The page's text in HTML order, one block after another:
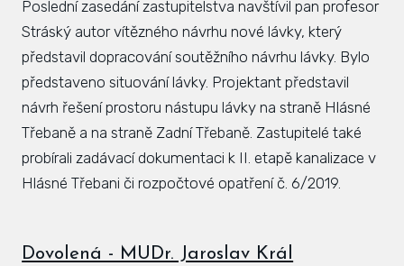
Poslední zasedání zastupitelstva navštívil pan profesor
Stráský autor vítězného návrhu nové lávky, který
představil dopracování soutěžního návrhu lávky. Bylo
představeno situování lávky. Projektant představil
návrh řešení prostoru nástupu lávky na straně Hlásné
Třebaně a na straně Zadní Třebaně. Zastupitelé také
probírali zadávací dokumentaci k II. etapě kanalizace v
Hlásné Třebani či rozpočtové opatření č. 6/2019.
Dovolená - MUDr. Jaroslav Král